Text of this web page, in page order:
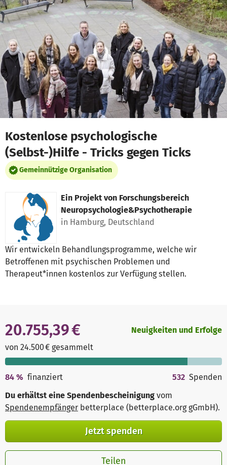
Zum Hauptinhalt springen
Erklärung zur Barrierefreiheit anzeigen
Kostenlose psychologische
(Selbst-)Hilfe - Tricks gegen Ticks
Gemeinnützige Organisation
Ein Projekt von Forschungsbereich
Neuropsychologie&Psychotherapie
in Hamburg, Deutschland
Wir entwickeln Behandlungsprogramme, welche wir
Betroffenen mit psychischen Problemen und
Therapeut*innen kostenlos zur Verfügung stellen.
20.755,39 €
von 24.500 € gesammelt
Neuigkeiten und Erfolge
84 % finanziert 532 Spenden
Du erhältst eine Spendenbescheinigung vom
Spendenempfänger betterplace (betterplace.org gGmbH).
Jetzt spenden
Teilen